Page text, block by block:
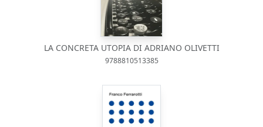
LA CONCRETA UTOPIA DI ADRIANO OLIVETTI
9788810513385